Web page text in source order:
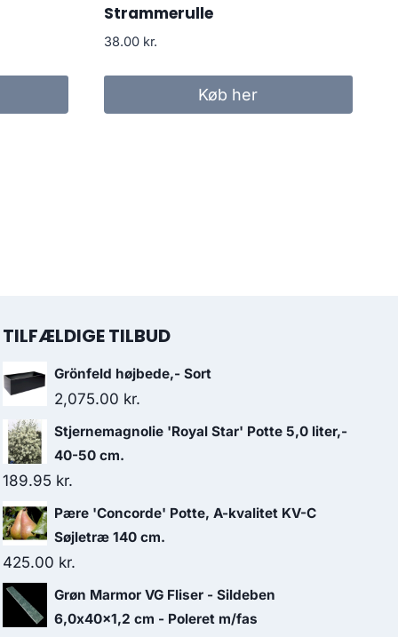
Strammerulle
38.00 kr.
Køb her
TILFÆLDIGE TILBUD
Grönfeld højbede,- Sort
2,075.00 kr.
Stjernemagnolie 'Royal Star' Potte 5,0 liter,-
40-50 cm.
189.95 kr.
Pære 'Concorde' Potte, A-kvalitet KV-C
Søjletræ 140 cm.
425.00 kr.
Grøn Marmor VG Fliser - Sildeben
6,0x40x1,2 cm - Poleret m/fas